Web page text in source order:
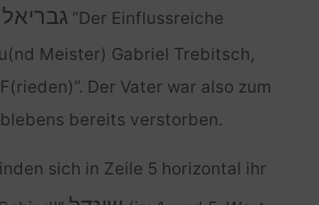
“Der Einflussreiche
Meister) Gabriel Trebitsch,
Der Vater war also zum
bereits verstorben.
sich in Zeile 5 horizontal ihr